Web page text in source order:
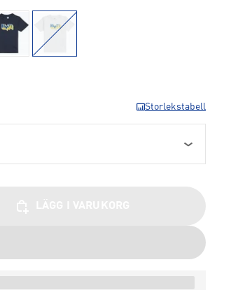
Storlekstabell